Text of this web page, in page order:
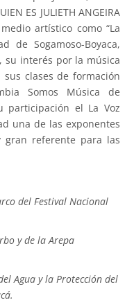
ES JULIETH ANGEIRA
artístico como “La
de Sogamoso-Boyaca,
su interés por la música
clases de formación
Somos Música de
participación el La Voz
una de las exponentes
gran referente para las
del Festival Nacional
y de la Arepa
Agua y la Protección del